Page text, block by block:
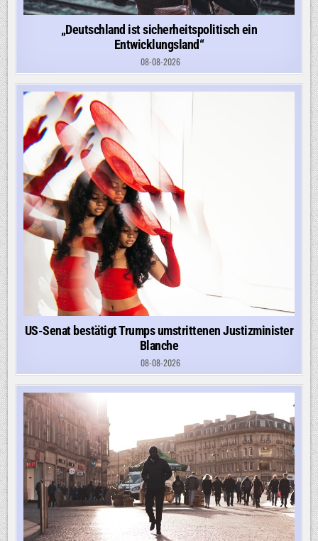
„Deutschland ist sicherheitspolitisch ein
Entwicklungsland“
08-08-2026
US-Senat bestätigt Trumps umstrittenen Justizminister
Blanche
08-08-2026